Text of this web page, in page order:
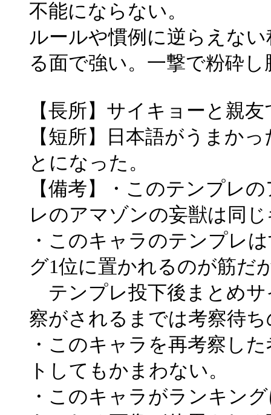
不能にならない。
ルールや慣例に逆らえな
る面で強い。一撃で粉砕
【長所】サイキョーと親
【短所】日本語がうまか
とになった。
【備考】・このテンプレ
レのアマゾンの妄獣は同
・このキャラのテンプレ
グ1位に置かれるのが筋だ
テンプレ投下後まとめサ
察がされるまでは考察待
・このキャラを再考察し
トしてもかまわない。
・このキャラがランキン